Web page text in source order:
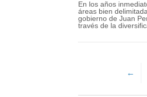
En los años
áreas bien
gobierno de Juan
través de la
←